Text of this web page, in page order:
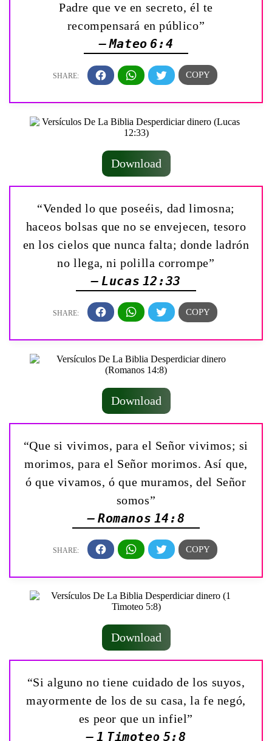
Padre que ve en secreto, él te
recompensará en público”
— Mateo 6:4
Download
“Vended lo que poseéis, dad limosna;
haceos bolsas que no se envejecen, tesoro
en los cielos que nunca falta; donde ladrón
no llega, ni polilla corrompe”
— Lucas 12:33
Download
“Que si vivimos, para el Señor vivimos; si
morimos, para el Señor morimos. Así que,
ó que vivamos, ó que muramos, del Señor
somos”
— Romanos 14:8
Download
“Si alguno no tiene cuidado de los suyos,
mayormente de los de su casa, la fe negó,
es peor que un infiel”
— 1 Timoteo 5:8